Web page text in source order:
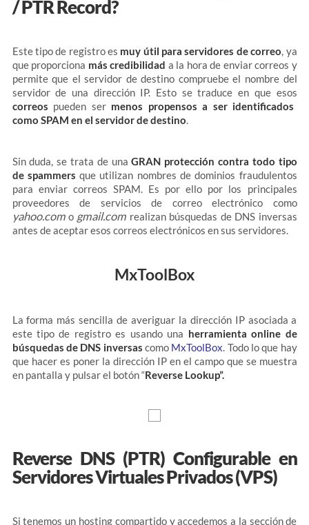
/ PTR Record?
Este tipo de registro es muy útil para servidores de correo, ya
que proporciona más credibilidad a la hora de enviar correos y
permite que el servidor de destino compruebe el nombre del
servidor de una dirección IP. Esto se traduce en que esos
correos pueden ser menos propensos a ser identificados
como SPAM en el servidor de destino.
Sin duda, se trata de unaGRAN protección contra todo tipo
de spammers que utilizan nombres de dominios fraudulentos
para enviar correos SPAM. Es por ello por los principales
proveedores de servicios de correo electrónico como
yahoo.como gmail.com realizan búsquedas de DNS inversas
antes de aceptar esos correos electrónicos en sus servidores.
MxToolBox
La forma más sencilla de averiguar la dirección IP asociada a
este tipo de registro es usando una herramienta online de
búsquedas de DNS inversas como MxToolBox. Todo lo que hay
que hacer es poner la dirección IP en el campo que se muestra
en pantalla y pulsar el botón “Reverse Lookup”.
Reverse DNS (PTR) Configurable en
Servidores Virtuales Privados (VPS)
Si tenemos un hosting compartido y accedemos a la sección de